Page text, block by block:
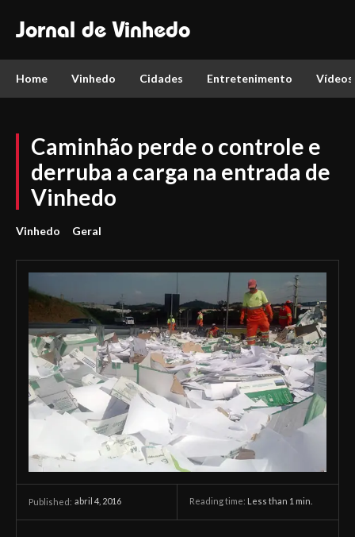
Jornal de Vinhedo
Home Vinhedo Cidades Entretenimento Vídeos
Caminhão perde o controle e
derruba a carga na entrada de
Vinhedo
Vinhedo Geral
Published: abril 4, 2016 Reading time: Less than 1 min.